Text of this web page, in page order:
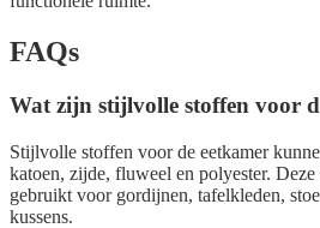
FAQs
Wat zijn stijlvolle stoffen voor
Stijlvolle stoffen voor de eetkamer
katoen, zijde, fluweel en polyester.
gebruikt voor gordijnen, tafelkleden,
kussens.